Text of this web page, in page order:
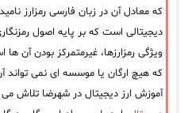
که معادل آن در زبان فارسی رمزارز
دیجیتالی است که بر پایه اصول
ویژگی رمزارزها، غیرمتمرکز بودن آن
که هیچ ارگان یا موسسه ای نمی تواند
آموزش ارز دیجیتال در شهرضا تلاش